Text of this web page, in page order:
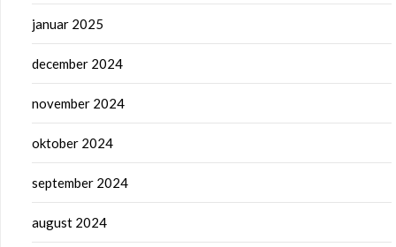
januar 2025
december 2024
november 2024
oktober 2024
september 2024
august 2024